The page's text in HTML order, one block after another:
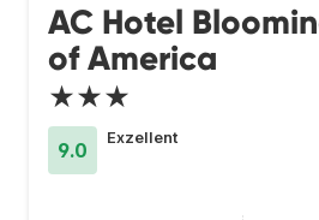
AC Hotel
of America
★★★
9.0
Exzellent